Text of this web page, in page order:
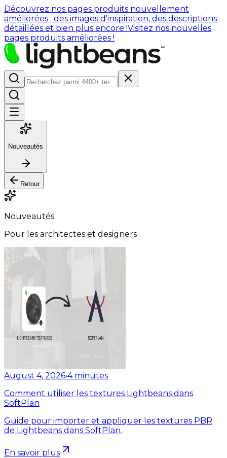
Découvrez nos pages produits nouvellement
améliorées : des images d'inspiration, des descriptions
détaillées et bien plus encore !Visitez nos nouvelles
pages produits améliorées !
Nouveautés
Retour
Nouveautés
Pour les architectes et designers
August 4, 2026•4 minutes
Comment utiliser les textures Lightbeans dans
SoftPlan
Guide pour importer et appliquer les textures PBR
de Lightbeans dans SoftPlan.
En savoir plus